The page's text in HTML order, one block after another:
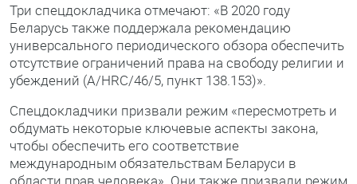
Три спецдокладчика отмечают: «В 2020 году
Беларусь также поддержала рекомендацию
универсального периодического обзора обеспечить
отсутствие ограничений права на свободу религии и
убеждений (A/HRC/46/5, пункт 138.153)».
Спецдокладчики призвали режим «пересмотреть и
обдумать некоторые ключевые аспекты закона,
чтобы обеспечить его соответствие
международным обязательствам Беларуси в